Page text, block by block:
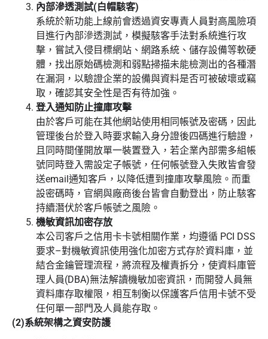
內部滲透測試(白帽駭客)
系統於新功能上線前會透過資安專責人員對高風險項
目進行內部滲透測試，模擬駭客手法對系統進行攻
擊，嘗試入侵目標網站、網路系統、儲存設備等軟硬
體，找出原始碼檢測和弱點掃描未能檢測出的各種潛
在漏洞，以驗證企業的設備與資料是否可被破壞或竊
取，確認其安全性是否有待加強。
登入通知防止撞庫攻擊
由於客戶可能在其他網站使用相同帳號及密碼，因此
管理後台於登入時要求輸入身分證後四碼進行驗證，
且同時間僅開放單一裝置登入，若企業內部需多組帳
號同時登入需設定子帳號，任何帳號登入失敗皆會發
送email通知客戶，以降低遭到撞庫攻擊風險。而重
設密碼時，官網與廠商後台皆會自動登出，防止駭客
持續潛伏於客戶帳號之風險。
機敏資訊加密存放
本公司客戶之信用卡卡號相關作業，均遵循 PCI DSS
要求–對機敏資訊使用強化加密方式存於資料庫，並
結合金鑰管理流程，將流程及權責拆分，使資料庫管
理人員(DBA)無法解讀機敏加密資訊，而開發人員無
資料庫存取權限，相互制衡以保護客戶信用卡號不受
任何單一部門及人員能存取。
(2)系統架構之資安防護